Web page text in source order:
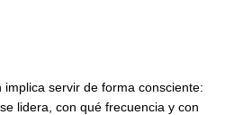
implica servir de forma consciente:
lidera, con qué frecuencia y con